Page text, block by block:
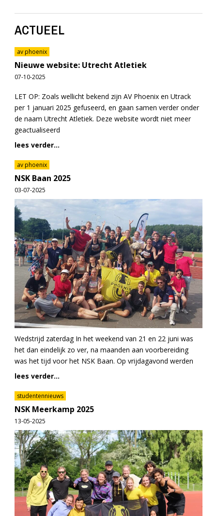
ACTUEEL
av phoenix
Nieuwe website: Utrecht Atletiek
07-10-2025
LET OP: Zoals wellicht bekend zijn AV Phoenix en Utrack
per 1 januari 2025 gefuseerd, en gaan samen verder onder
de naam Utrecht Atletiek. Deze website wordt niet meer
geactualiseerd
lees verder...
av phoenix
NSK Baan 2025
03-07-2025
Wedstrijd zaterdag In het weekend van 21 en 22 juni was
het dan eindelijk zo ver, na maanden aan voorbereiding
was het tijd voor het NSK Baan. Op vrijdagavond werden
lees verder...
studentennieuws
NSK Meerkamp 2025
13-05-2025